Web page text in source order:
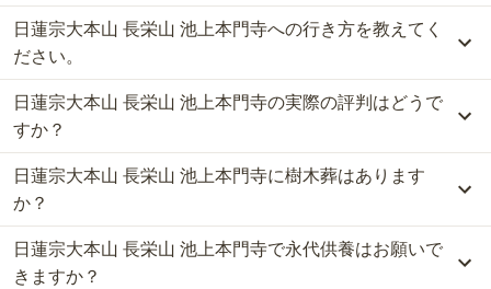
管理状況 5.0
墓園は掃除が行き届き雑草取りもされていて、枯れたお花など
も取り払われて、お墓参りの時によく掃除がされていることが
うかがえます。
周辺施設
駅近のスーパーでもお花の購入は出来る、又はお寺さんに行く
間にもお花屋さんは有り、問題はない。食事処もこだわらなけ
ればそれなりにあるので便利です。
60代
日蓮宗大本山 長栄山 池上本門寺では、一般墓が約160万円(墓石代
別)から、樹木葬が約60万円から、永代供養墓が約100万円からお求
めいただけます。
なお、日蓮宗大本山 長栄山 池上本門寺がある東京都の相場は、一
般墓が約173万円（墓石代別途）、樹木葬が約81万円、永代供養墓
が約51万円です。
お墓は、価格が高いものがよい、安いものが悪い、という訳ではあ
りません。大切なのは、ご家族が心から納得し、安心してお参りで
きる場所を選ぶことです。
日蓮宗大本山 長栄山 池上本門寺への行き方を教えてく
ださい。
公共交通機関の場合、東急池上線「池上駅」から徒歩約10分です。
車の場合、首都高速「目黒線戸越出口」から横浜方面へ、車で約15
分です。
詳しいルートや地図は、本ページの「地図・交通アクセス」欄をご
確認ください。
日蓮宗大本山 長栄山 池上本門寺の実際の評判はどうで
すか？
当サイトに寄せられた総合評価は、3.9点です。特に管理状況が高
く評価されています。
利用者様からは「周辺の環境はいつも手入れがされていてとてもき
れいで満足しています。春には桜が一面に咲いてとてもきれいで
す。」といったお声をいただいております。
日蓮宗大本山 長栄山 池上本門寺に樹木葬はあります
か？
はい、日蓮宗大本山 長栄山 池上本門寺には4種類の樹木葬がござい
ます。
日蓮宗大本山 長栄山 池上本門寺で永代供養はお願いで
きますか？